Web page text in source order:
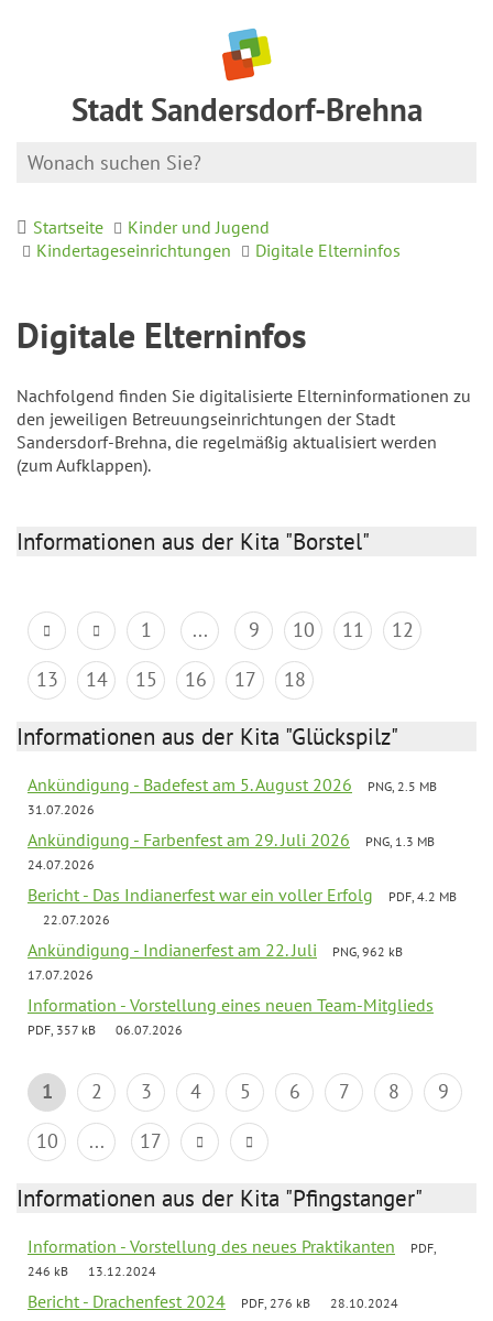
Stadt Sandersdorf-Brehna
Startseite
Kinder und Jugend
Kindertageseinrichtungen
Digitale Elterninfos
Digitale Elterninfos
Nachfolgend finden Sie digitalisierte Elterninformationen zu
den jeweiligen Betreuungseinrichtungen der Stadt
Sandersdorf-Brehna, die regelmäßig aktualisiert werden
(zum Aufklappen).
Informationen aus der Kita "Borstel"
1 ... 9 10 11
12
13
14 15 16 17 18
Informationen aus der Kita "Glückspilz"
Ankündigung - Badefest am 5. August 2026
PNG, 2.5 MB
31.07.2026
Ankündigung - Farbenfest am 29. Juli 2026
PNG, 1.3 MB
24.07.2026
Bericht - Das Indianerfest war ein voller Erfolg
PDF, 4.2 MB
22.07.2026
Ankündigung - Indianerfest am 22. Juli
PNG, 962 kB
17.07.2026
Information - Vorstellung eines neuen Team-Mitglieds
PDF, 357 kB 06.07.2026
1 2 3 4 5 6 7 8
9
10
... 17
Informationen aus der Kita "Pfingstanger"
Information - Vorstellung des neues Praktikanten
PDF,
246 kB
13.12.2024
Bericht - Drachenfest 2024 PDF, 276 kB 28.10.2024